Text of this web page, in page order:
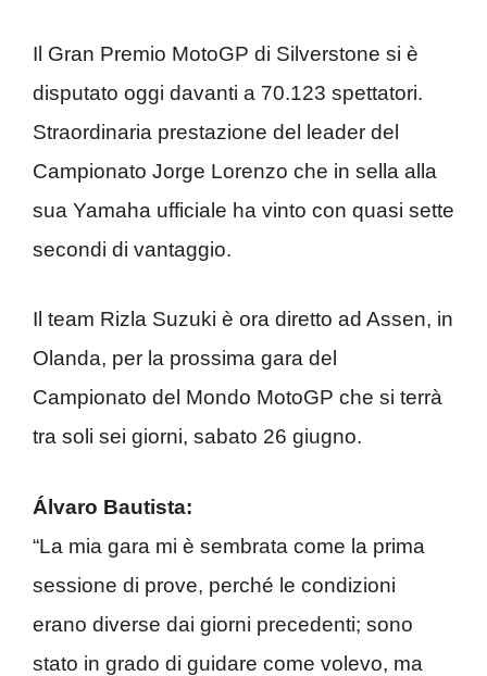
Il Gran Premio MotoGP di Silverstone si è
disputato oggi davanti a 70.123 spettatori.
Straordinaria prestazione del leader del
Campionato Jorge Lorenzo che in sella alla
sua Yamaha ufficiale ha vinto con quasi sette
secondi di vantaggio.
Il team Rizla Suzuki è ora diretto ad Assen, in
Olanda, per la prossima gara del
Campionato del Mondo MotoGP che si terrà
tra soli sei giorni, sabato 26 giugno.
Álvaro Bautista:
“La mia gara mi è sembrata come la prima
sessione di prove, perché le condizioni
erano diverse dai giorni precedenti; sono
stato in grado di guidare come volevo, ma